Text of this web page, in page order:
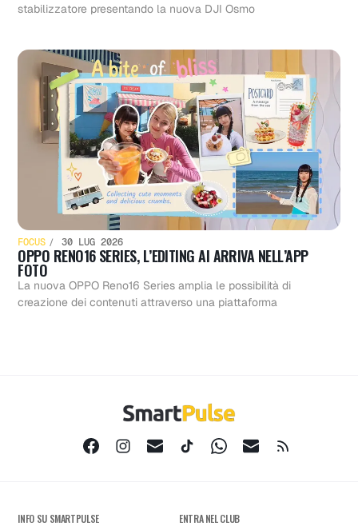
stabilizzatore presentando la nuova DJI Osmo
FOCUS 30 LUG 2026
OPPO RENO16 SERIES, L’EDITING AI ARRIVA NELL’APP
FOTO
La nuova OPPO Reno16 Series amplia le possibilità di
creazione dei contenuti attraverso una piattaforma
INFO SU SMARTPULSE ENTRA NEL CLUB